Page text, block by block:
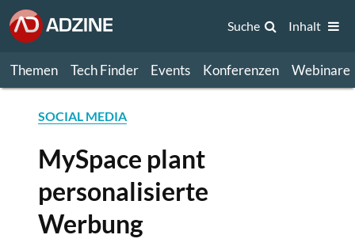
Themen Tech Finder Events Konferenzen Webinare
Suche Inhalt
SOCIAL MEDIA
MySpace plant
personalisierte
Werbung